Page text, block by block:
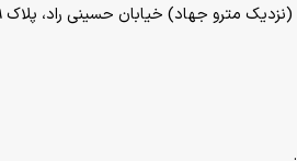
مترو جهاد) خیابان حسینی راد، پلاک ۳۹ واحد 8